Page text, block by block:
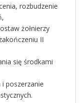
rozbudzenie
żołnierzy
II
się środkami
i poszerzanie